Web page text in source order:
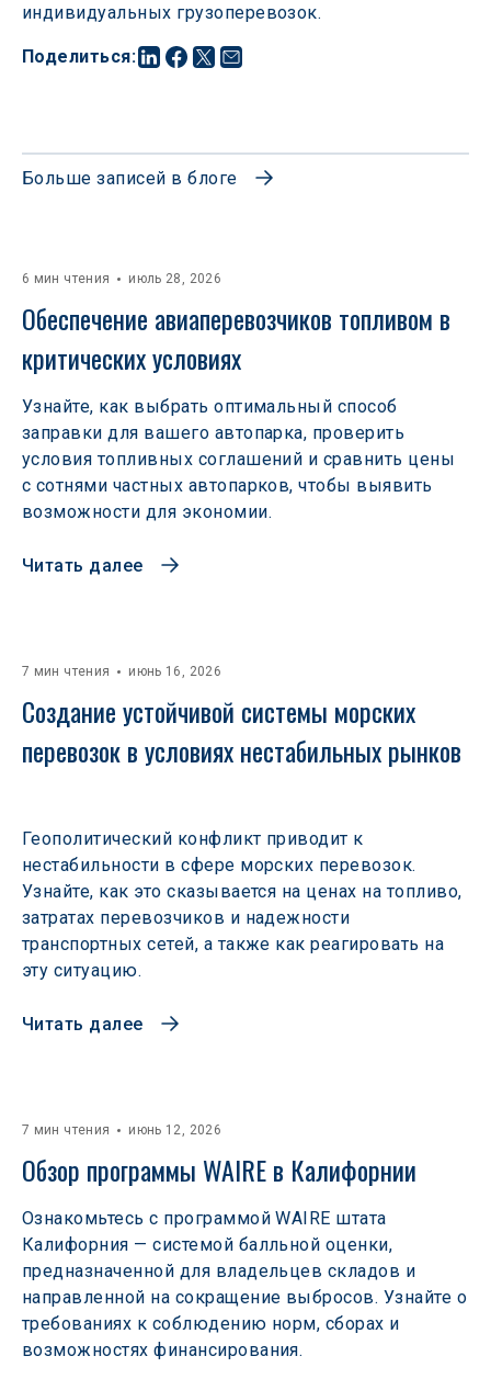
Поделиться:
индивидуальных грузоперевозок.
Больше записей в блоге
6 мин чтения июль 28, 2026
Обеспечение авиаперевозчиков топливом в
критических условиях
Узнайте, как выбрать оптимальный способ
заправки для вашего автопарка, проверить
условия топливных соглашений и сравнить цены
с сотнями частных автопарков, чтобы выявить
возможности для экономии.
Читать далее
7 мин чтения июнь 16, 2026
Создание устойчивой системы морских
перевозок в условиях нестабильных рынков
Геополитический конфликт приводит к
нестабильности в сфере морских перевозок.
Узнайте, как это сказывается на ценах на топливо,
затратах перевозчиков и надежности
транспортных сетей, а также как реагировать на
эту ситуацию.
Читать далее
7 мин чтения июнь 12, 2026
Обзор программы WAIRE в Калифорнии
Ознакомьтесь с программой WAIRE штата
Калифорния — системой балльной оценки,
предназначенной для владельцев складов и
направленной на сокращение выбросов. Узнайте о
требованиях к соблюдению норм, сборах и
возможностях финансирования.